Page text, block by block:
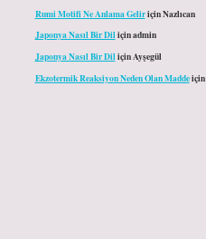
Rumi Motifi Ne Anlama GeliriçinNazlıcan
Japonya Nasıl Bir Diliçinadmin
Japonya Nasıl Bir DiliçinAyşegül
Ekzotermik Reaksiyon Neden Olan Maddeiçin